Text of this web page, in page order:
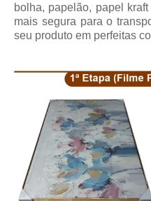
bolha, papelão, papel
mais segura para o
seu produto em perfeitas